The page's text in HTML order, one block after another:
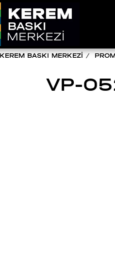
KEREM BASKI MERKEZİ
VP-